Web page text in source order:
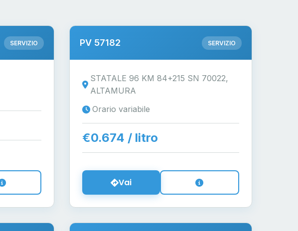
SERVIZIO PV 57182 SERVIZIO
STATALE 96 KM 84+215 SN 70022,
ALTAMURA
Orario variabile
€0.674 / litro
Vai